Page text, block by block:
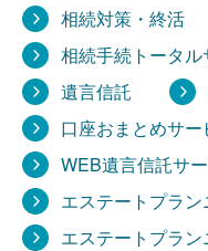
相続対策・終活
相続手続トータ
遺言信託
口座おまとめサー
WEB遺言信託サ
エステートプラ
エステートプラン